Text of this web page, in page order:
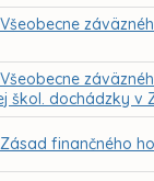
škol. dochádzky v
finančného